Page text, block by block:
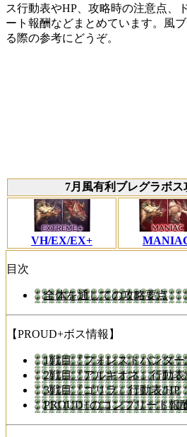
ス行動表やHP、攻略時の注意点、
ート報酬などまとめています。風
る際の参考にどうぞ。
7月風有利ブレグラボス
VH/EX/EX+
目次
全体を通しての攻略要点
【PROUD+ボス情報】
1戦目『フォレストハンタ
2戦目『アルキオネ』行動表
3戦目『ゴリラ』行動表/HP
PROUD+のコンプリート報